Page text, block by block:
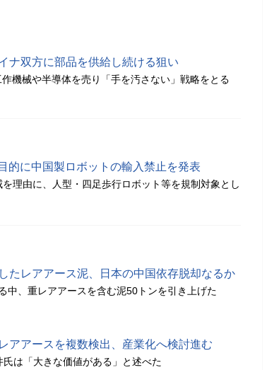
ナ双方に部品を供給し続ける狙い
機械や半導体を売り「手を汚さない」戦略をとる
的に中国製ロボットの輸入禁止を発表
理由に、人型・四足歩行ロボット等を規制対象とし
たレアアース泥、日本の中国依存脱却なるか
中、重レアアースを含む泥50トンを引き上げた
アアースを複数検出、産業化へ検討進む
は「大きな価値がある」と述べた